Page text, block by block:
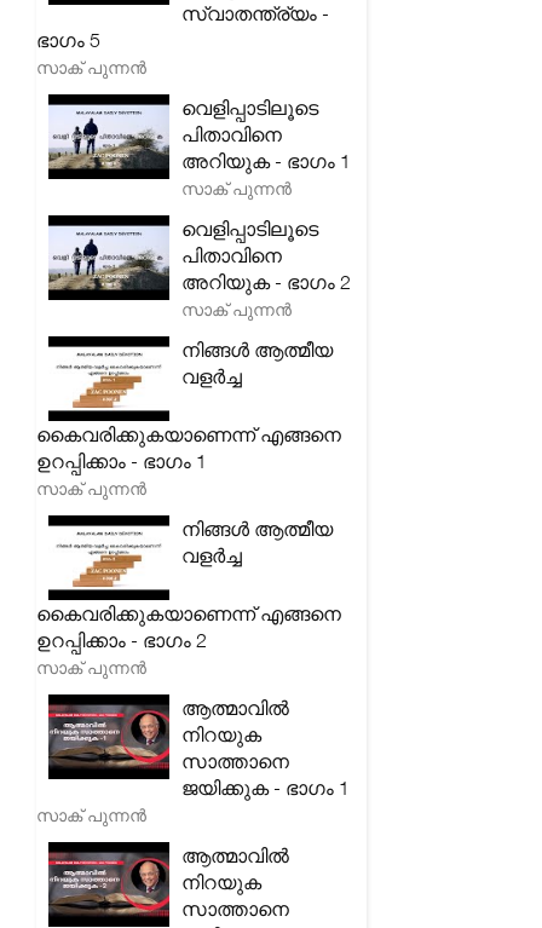
സ്വാതന്ത്ര്യം -
ഭാഗം 5
സാക് പുന്നൻ
വെളിപ്പാടിലൂടെ
പിതാവിനെ
അറിയുക - ഭാഗം 1
സാക് പുന്നൻ
വെളിപ്പാടിലൂടെ
പിതാവിനെ
അറിയുക - ഭാഗം 2
സാക് പുന്നൻ
നിങ്ങൾ ആത്മീയ
വളർച്ച
കൈവരിക്കുകയാണെന്ന് എങ്ങനെ
ഉറപ്പിക്കാം - ഭാഗം 1
സാക് പുന്നൻ
നിങ്ങൾ ആത്മീയ
വളർച്ച
കൈവരിക്കുകയാണെന്ന് എങ്ങനെ
ഉറപ്പിക്കാം - ഭാഗം 2
സാക് പുന്നൻ
ആത്മാവിൽ
നിറയുക
സാത്താനെ
ജയിക്കുക - ഭാഗം 1
സാക് പുന്നൻ
ആത്മാവിൽ
നിറയുക
സാത്താനെ